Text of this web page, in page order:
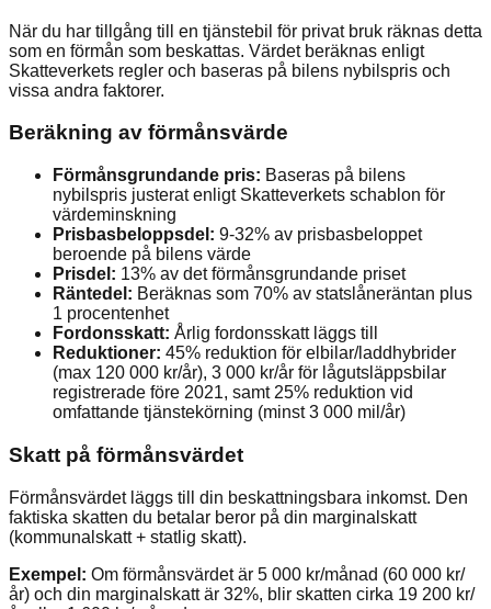
När du har tillgång till en tjänstebil för privat bruk räknas detta
som en förmån som beskattas. Värdet beräknas enligt
Skatteverkets regler och baseras på bilens nybilspris och
vissa andra faktorer.
Beräkning av förmånsvärde
Förmånsgrundande pris: Baseras på bilens
nybilspris justerat enligt Skatteverkets schablon för
värdeminskning
Prisbasbeloppsdel: 9-32% av prisbasbeloppet
beroende på bilens värde
Prisdel: 13% av det förmånsgrundande priset
Räntedel: Beräknas som 70% av statslåneräntan plus
1 procentenhet
Fordonsskatt: Årlig fordonsskatt läggs till
Reduktioner: 45% reduktion för elbilar/laddhybrider
(max 120 000 kr/år), 3 000 kr/år för lågutsläppsbilar
registrerade före 2021, samt 25% reduktion vid
omfattande tjänstekörning (minst 3 000 mil/år)
Skatt på förmånsvärdet
Förmånsvärdet läggs till din beskattningsbara inkomst. Den
faktiska skatten du betalar beror på din marginalskatt
(kommunalskatt + statlig skatt).
Exempel: Om förmånsvärdet är 5 000 kr/månad (60 000 kr/
år) och din marginalskatt är 32%, blir skatten cirka 19 200 kr/